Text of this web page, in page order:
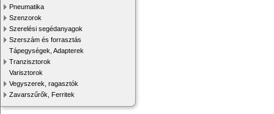
Pneumatika
Szenzorok
Szerelési segédanyagok
Szerszám és forrasztás
Tápegységek, Adapterek
Tranzisztorok
Varisztorok
Vegyszerek, ragasztók
Zavarszűrők, Ferritek